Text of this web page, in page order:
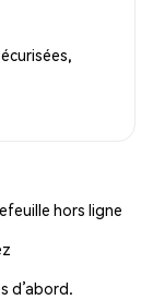
hors ligne
d’abord.